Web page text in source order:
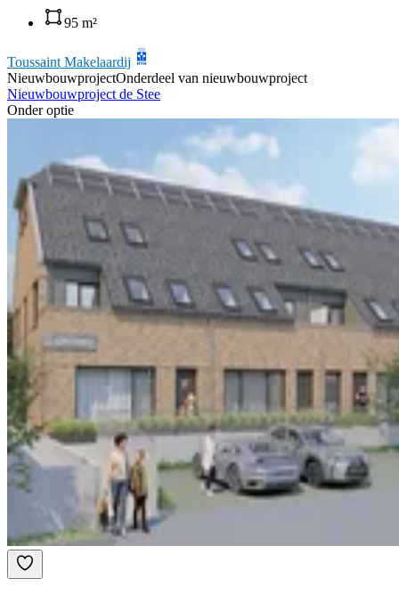
95 m²
Toussaint Makelaardij
NieuwbouwprojectOnderdeel van nieuwbouwproject
Nieuwbouwproject de Stee
Onder optie